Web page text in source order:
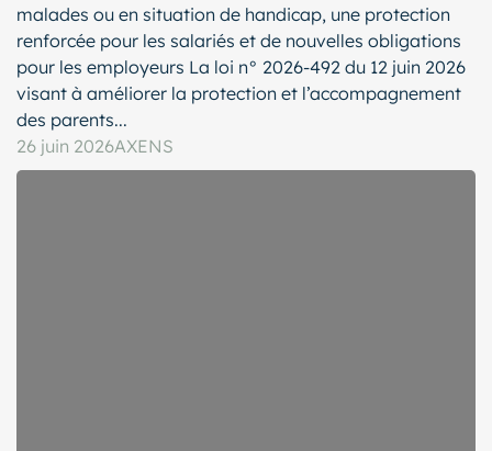
malades ou en situation de handicap, une protection
renforcée pour les salariés et de nouvelles obligations
pour les employeurs La loi n° 2026-492 du 12 juin 2026
visant à améliorer la protection et l’accompagnement
des parents...
26 juin 2026AXENS